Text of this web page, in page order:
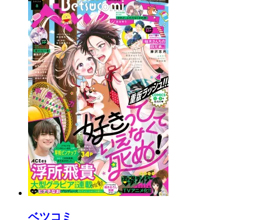
ベツコミ